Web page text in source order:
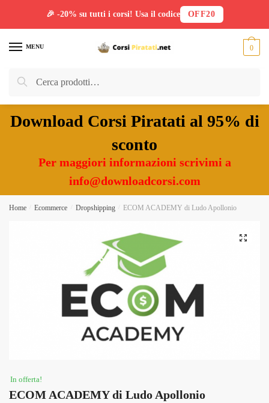
MENU
Cerca:
Cerca
0
Download Corsi Piratati al 95% di
sconto
Per maggiori informazioni scrivimi a
info@downloadcorsi.com
Home Ecommerce Dropshipping ECOM ACADEMY di Ludo Apollonio
🔍
In offerta!
ECOM ACADEMY di Ludo Apollonio
🎉 -20% su tutti i corsi! Usa il codice OFF20